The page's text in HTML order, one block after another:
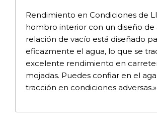
Rendimiento en Condiciones de
hombro interior con un diseño de
relación de vacío está diseñado
eficazmente el agua, lo que se
excelente rendimiento en
mojadas. Puedes confiar en el
tracción en condiciones adversas.»